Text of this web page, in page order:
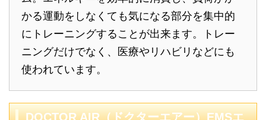
かる運動をしなくても気になる部分を集中的
にトレーニングすることが出来ます。トレー
ニングだけでなく、医療やリハビリなどにも
使われています。
DOCTOR AIR（ドクターエアー）EMSエ